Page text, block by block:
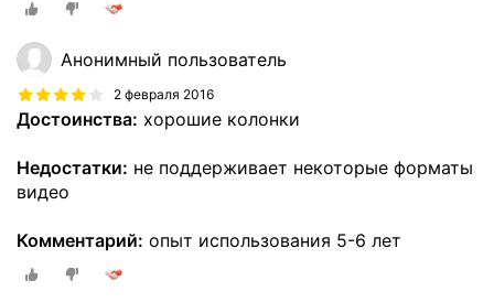
Анонимный пользователь
2 февраля 2016
Достоинства: хорошие колонки
Недостатки: не поддерживает некоторые форматы
видео
Комментарий: опыт использования 5-6 лет